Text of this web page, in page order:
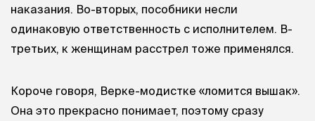
наказания. Во-вторых, пособники несли
одинаковую ответственность с исполнителем. В-
третьих, к женщинам расстрел тоже применялся.
Короче говоря, Верке-модистке «ломится вышак».
Она это прекрасно понимает, поэтому сразу